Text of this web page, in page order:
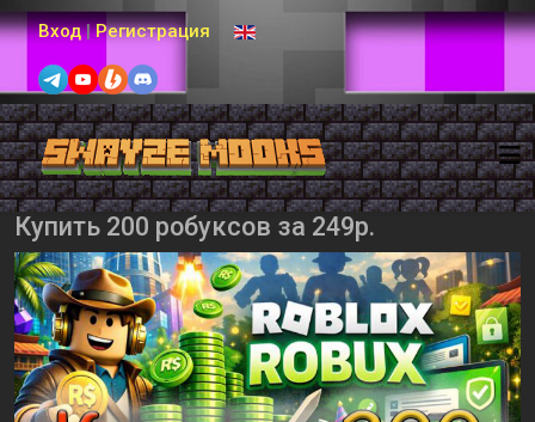
Вход | Регистрация Выберите язык
Купить 200 робуксов за 249р.